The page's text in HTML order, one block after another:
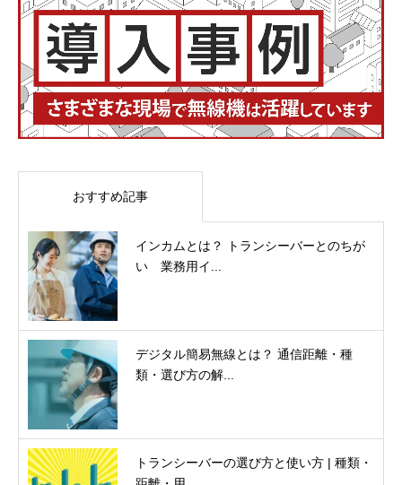
おすすめ記事
インカムとは？ トランシーバーとのちが
い 業務用イ...
デジタル簡易無線とは？ 通信距離・種
類・選び方の解...
トランシーバーの選び方と使い方 | 種類・